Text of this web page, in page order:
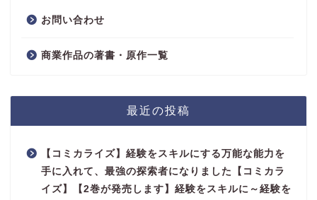
お問い合わせ
商業作品の著書・原作一覧
最近の投稿
【コミカライズ】経験をスキルにする万能な能力を
手に入れて、最強の探索者になりました【コミカラ
イズ】【2巻が発売します】経験をスキルに～経験を